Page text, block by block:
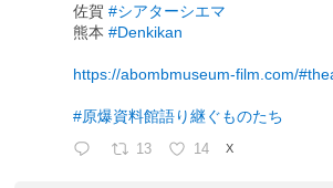
佐賀#シアターシエマ
熊本#Denkikan
https://abombmuseum-film.com/
#原爆資料館語り継ぐものたち
13 14 X